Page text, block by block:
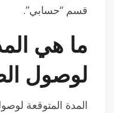
قسم “حسابي”.
ما هي
لوصول
المدة المتوقعة